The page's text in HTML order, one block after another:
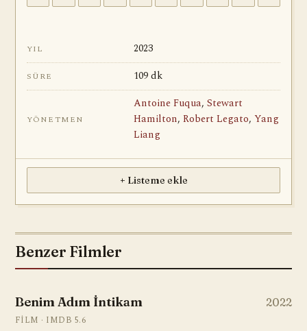
YIL 2023
SÜRE 109 dk
YÖNETMEN
Antoine Fuqua, Stewart
Hamilton, Robert Legato, Yang
Liang
+ Listeme ekle
Benzer Filmler
Benim Adım İntikam 2022
FILM · IMDB 5.6